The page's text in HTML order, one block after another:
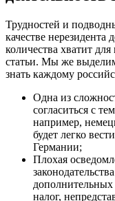
Трудностей и
качестве
количества хватит
статьи. Мы же
знать каждому
Одна из
согласиться с
например,
будет легко
Германии;
Плохая
налог,